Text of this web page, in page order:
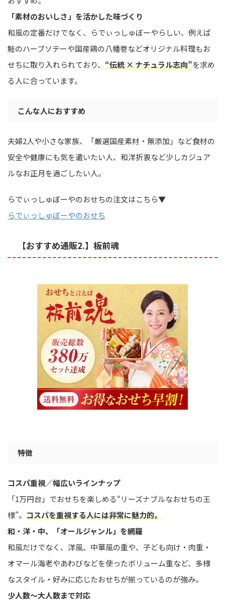
「素材のおいしさ」を活かした味づくり
和風の定番だけでなく、らでぃっしゅぼーやらしい、例えば
鮭のハーブソテーや国産鶏の八幡巻などオリジナル料理もお
せちに取り入れられており、 “伝統 × ナチュラル志向”を求め
る人に合っています。
こんな人におすすめ
夫婦2人や小さな家族、「厳選国産素材・無添加」など食材の
安全や健康にも気を遣いたい人、和洋折衷など少しカジュア
ルなお正月を過ごしたい人。
らでぃっしゅぼーやのおせちの注文はこちら▼
らでぃっしゅぼーやのおせち
【おすすめ通販2.】板前魂
特徴
コスパ重視／幅広いラインナップ
「1万円台」でおせちを楽しめる“リーズナブルなおせちの王
様”。 コスパを重視する人には非常に魅力的。
和・洋・中、「オールジャンル」を網羅
和風だけでなく、洋風、中華風の重や、子ども向け・肉重・
オマール海老やあわびなどを使ったボリューム重など、多様
なスタイル・好みに応じたおせちが揃っているのが強み。
少人数〜大人数まで対応